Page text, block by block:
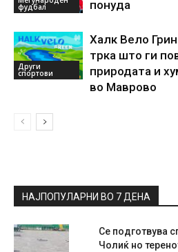
фудбал
понуда
Други
спортови
Халк Вело
трка што ги
природата и
во Маврово
НАЈПОПУЛАРНИ ВО 7 ДЕНА
Се подготвува
Чолиќ но